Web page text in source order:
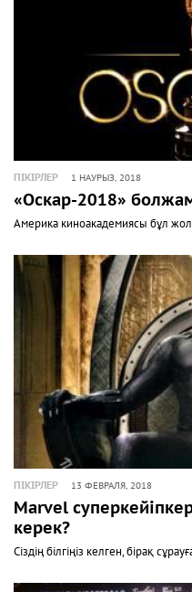
ПІКІРЛЕР 1 НАУРЫЗ, 2018
«Оскар-2018»
Америка киноакадемиясы бұл
ПІКІРЛЕР 13 ФЕВРАЛЯ, 2018
Marvel
керек?
Сіздің білгіңіз келген, бірақ